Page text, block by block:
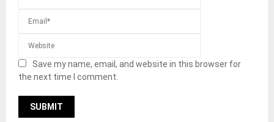
Save my name, email, and website in this browser for
the next time I comment.